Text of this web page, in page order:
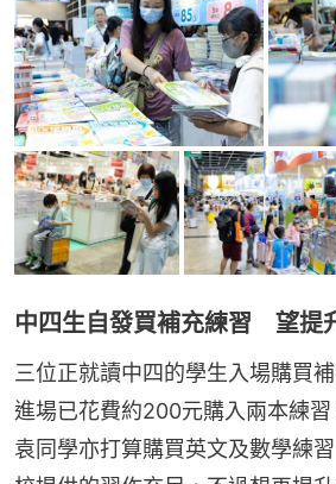
中四生自發買補充練習 望提
三位正就讀中四的學生入場購買
進場已花費約200元購入兩本練習
袁同學亦打算購買英文及數學練